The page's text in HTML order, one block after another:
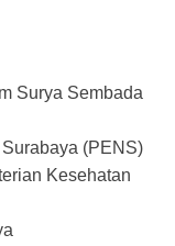
Surya Sembada
(PENS)
Kesehatan